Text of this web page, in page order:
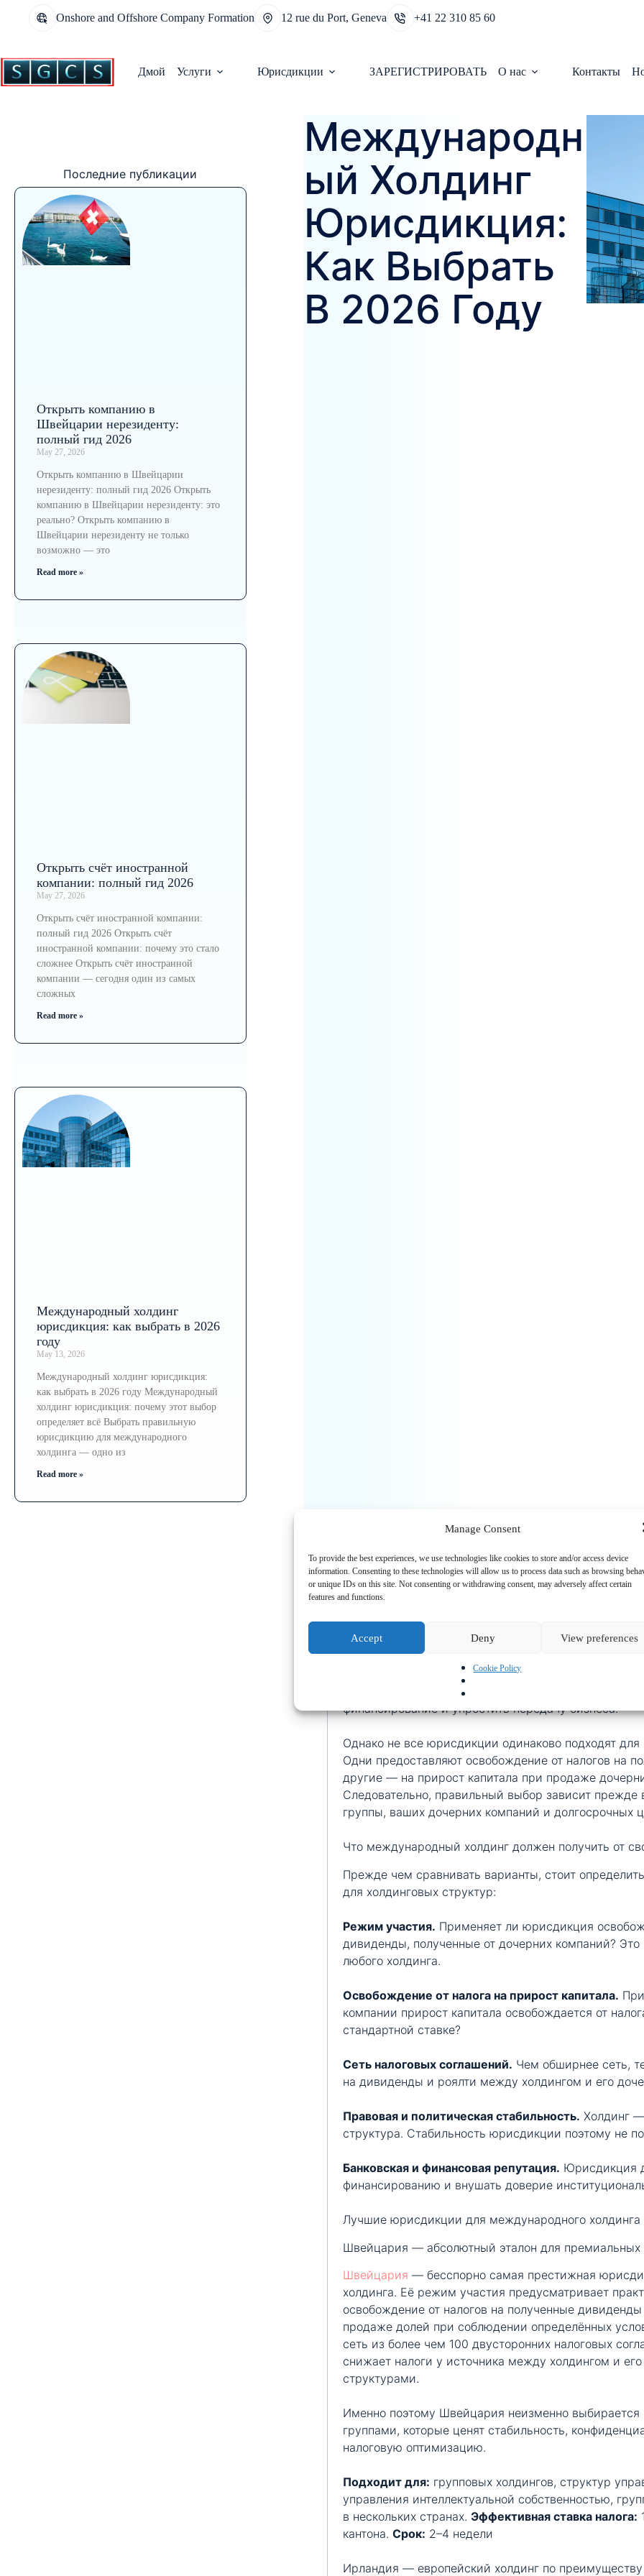
Manage Consent
To provide the best experiences, we use technologies like cookies to store and/or access device
information. Consenting to these technologies will allow us to process data such as browsing
or unique IDs on this site. Not consenting or withdrawing consent, may adversely affect certain
features and functions.
Accept Deny View preferences
Cookie Policy
Onshore and Offshore Company Formation 12 rue du Port, Geneva +41 22 310 85 60
Дмой Услуги Юрисдикции ЗАРЕГИСТРИРОВАТЬ О нас Контакты
Международн
Ый Холдинг
Юрисдикция:
Как Выбрать
В 2026 Году
Выбрать правильную юрисдикцию для
самых важных структурных решений для
группы. Действительно, грамотно выстроенный
оптимизировать налогообложение дивидендов,
финансирование и упростить передачу бизнеса.
Однако не все юрисдикции одинаково подходят для
Одни предоставляют освобождение от налогов на
другие — на прирост капитала при продаже
Следовательно, правильный выбор зависит прежде
группы, ваших дочерних компаний и долгосрочных
Что международный холдинг должен получить от
Прежде чем сравнивать варианты, стоит
для холдинговых структур:
Режим участия. Применяет ли юрисдикция
дивиденды, полученные от дочерних компаний?
любого холдинга.
Освобождение от налога на прирост капитала.
компании прирост капитала освобождается от
стандартной ставке?
Сеть налоговых соглашений. Чем обширнее сеть,
на дивиденды и роялти между холдингом и его
Правовая и политическая стабильность. Холдинг
структура. Стабильность юрисдикции поэтому не
Банковская и финансовая репутация. Юрисдикция
финансированию и внушать доверие
Лучшие юрисдикции для международного холдинга
Швейцария — абсолютный эталон для премиальных
Швейцария — бесспорно самая престижная
холдинга. Её режим участия предусматривает
освобождение от налогов на полученные
продаже долей при соблюдении определённых
сеть из более чем 100 двусторонних налоговых
снижает налоги у источника между холдингом и
структурами.
Именно поэтому Швейцария неизменно
группами, которые ценят стабильность,
налоговую оптимизацию.
Подходит для: групповых холдингов, структур
управления интеллектуальной собственностью,
в нескольких странах. Эффективная ставка налога:
кантона.Срок: 2–4 недели
Ирландия — европейский холдинг по преимуществу
Последние публикации
Открыть компанию в
Швейцарии нерезиденту:
полный гид 2026
May 27, 2026
Открыть компанию в Швейцарии
нерезиденту: полный гид 2026 Открыть
компанию в Швейцарии нерезиденту: это
реально? Открыть компанию в
Швейцарии нерезиденту не только
возможно — это
Read more »
Открыть счёт иностранной
компании: полный гид 2026
May 27, 2026
Открыть счёт иностранной компании:
полный гид 2026 Открыть счёт
иностранной компании: почему это стало
сложнее Открыть счёт иностранной
компании — сегодня один из самых
сложных
Read more »
Международный холдинг
юрисдикция: как выбрать в 2026
году
May 13, 2026
Международный холдинг юрисдикция:
как выбрать в 2026 году Международный
холдинг юрисдикция: почему этот выбор
определяет всё Выбрать правильную
юрисдикцию для международного
холдинга — одно из
Read more »